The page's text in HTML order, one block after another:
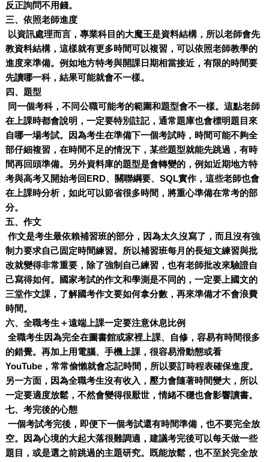
反正詢問不用錢。
三、依照老師進度
以資訊處理而言，專業科目的大魔王是資料結構，所以老師會先
教資料結構，這樣就有更多時間可以複習，可以依照老師教學的
進度來準備。例如地方特考與開課日期相當接近，有限的時間要
先讀哪一科，結果可能就會不一樣。
四、題型
同一個考科，不同公職可能考的範圍和題型會不一樣。這點老師
在上課時都會說明，一定要特別註記，通常題庫也會標明題目來
自哪一場考試。因為考生在準備下一個考試時，時間可能不夠全
部仔細複習，在時間不足的情況下，某些題型就能先跳過，有時
間再回頭準備。另外資料庫的題型是會轉變的，例如近期地方特
考與高考又開始考回ERD、關聯綱要、SQL實作，這些老師也會
在上課時分析，如此可以節省很多時間，將重心準備在常考的部
分。
五、作文
作文是考生最依賴補習班的部分，因為太久沒寫了，而且沒有強
制力要求自己固定時間練習。所以補習班每月的長短文練習與批
改就變得非常重要，除了強制自己練習，也有老師批改來驗證自
己寫得如何。國家考試的作文和學測是不同的，一定要上國文的
三堂作文課，了解國考作文要如何拿分數，再來準備才不會浪費
時間。
六、全職考生＋遠端上課一定要注意休息比例
全職考生因為完全在圖書館或家裡上課、自修，容易有時間很多
的錯覺。再加上用電腦、手機上課，很容易滑動態或看
YouTube，常常偷懶就會忘記時間，所以要訂時程表確保進度。
另一方面，因為全職考生沒有收入，壓力會隨著時間變大，所以
一定要適度放鬆，不然會變得很厭世，情緒不穩也會影響讀書。
七、考完後的心態
一個考試考完後，即便下一個考試還有時間準備，也不要完全放
空。因為心境的大起大落很難調適，建議考完後可以每天做一些
題目，或是選之前跳過的主題研究。既能放鬆，也不至於完全放